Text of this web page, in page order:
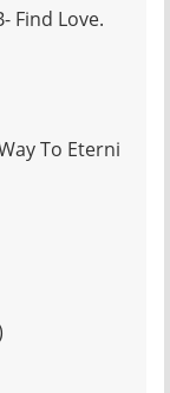
Find Love.
To Eterni